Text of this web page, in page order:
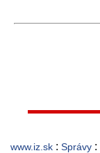
www.iz.sk : Správy :